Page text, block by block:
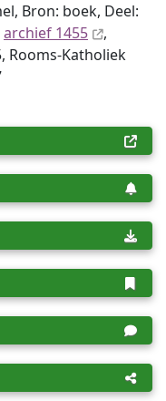
Bron: boek, Deel:
archief 1455
,
Rooms-Katholiek